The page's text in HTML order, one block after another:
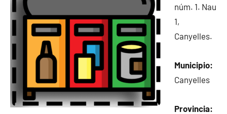
núm. 1. Nau
1,
Canyelles.
Municipio:
Canyelles
Provincia: